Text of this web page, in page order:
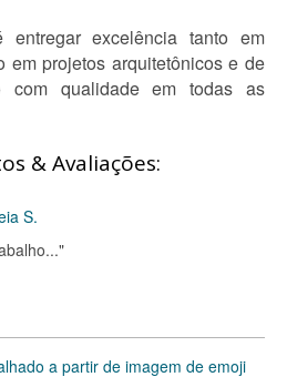
entregar excelência tanto em
em projetos arquitetônicos e de
com qualidade em todas as
& Avaliações:
S.
a partir de imagem de emoji